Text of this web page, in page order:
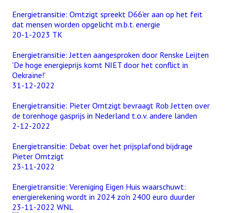
Energietransitie: Omtzigt spreekt D66'er aan op het feit
dat mensen worden opgelicht m.b.t. energie
20-1-2023 TK
Energietransitie: Jetten aangesproken door Renske Leijten
'De hoge energieprijs komt NIET door het conflict in
Oekraïne!'
31-12-2022
Energietransitie: Pieter Omtzigt bevraagt Rob Jetten over
de torenhoge gasprijs in Nederland t.o.v. andere landen
2-12-2022
Energietransitie: Debat over het prijsplafond bijdrage
Pieter Omtzigt
23-11-2022
Energietransitie: Vereniging Eigen Huis waarschuwt:
energierekening wordt in 2024 zo'n 2400 euro duurder
23-11-2022 WNL